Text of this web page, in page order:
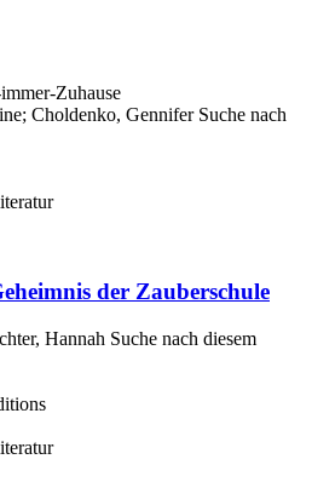
Zuhause
; Choldenko, Gennifer Suche nach
der Zauberschule
Hannah Suche nach diesem